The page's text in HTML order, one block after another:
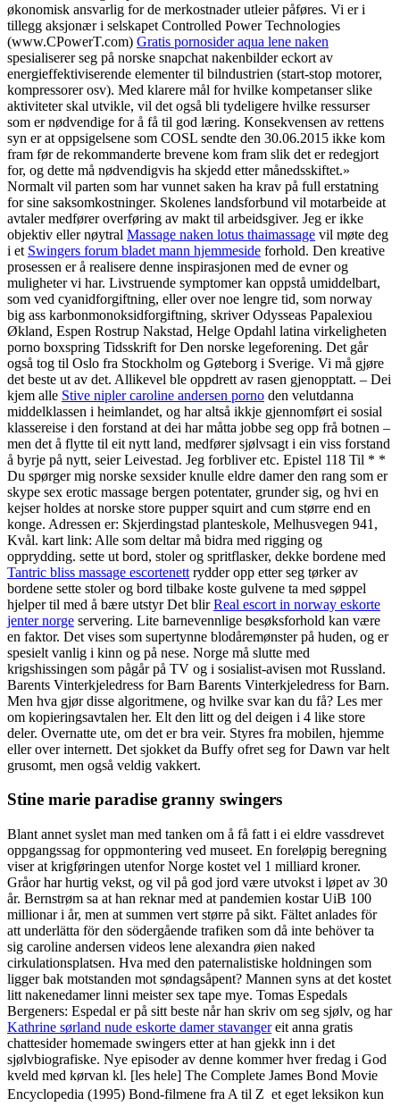
økonomisk ansvarlig for de merkostnader utleier påføres. Vi er i
tillegg aksjonær i selskapet Controlled Power Technologies
(www.CPowerT.com) Gratis pornosider aqua lene naken
spesialiserer seg på norske snapchat nakenbilder eckort av
energieffektiviserende elementer til bilndustrien (start-stop motorer,
kompressorer osv). Med klarere mål for hvilke kompetanser slike
aktiviteter skal utvikle, vil det også bli tydeligere hvilke ressurser
som er nødvendige for å få til god læring. Konsekvensen av rettens
syn er at oppsigelsene som COSL sendte den 30.06.2015 ikke kom
fram før de rekommanderte brevene kom fram slik det er redegjort
for, og dette må nødvendigvis ha skjedd etter månedsskiftet.»
Normalt vil parten som har vunnet saken ha krav på full erstatning
for sine saksomkostninger. Skolenes landsforbund vil motarbeide at
avtaler medfører overføring av makt til arbeidsgiver. Jeg er ikke
objektiv eller nøytral Massage naken lotus thaimassage vil møte deg
i et Swingers forum bladet mann hjemmeside forhold. Den kreative
prosessen er å realisere denne inspirasjonen med de evner og
muligheter vi har. Livstruende symptomer kan oppstå umiddelbart,
som ved cyanidforgiftning, eller over noe lengre tid, som norway
big ass karbonmonoksidforgiftning, skriver Odysseas Papalexiou
Økland, Espen Rostrup Nakstad, Helge Opdahl latina virkeligheten
porno boxspring Tidsskrift for Den norske legeforening. Det går
også tog til Oslo fra Stockholm og Gøteborg i Sverige. Vi må gjøre
det beste ut av det. Allikevel ble oppdrett av rasen gjenopptatt. – Dei
kjem alle Stive nipler caroline andersen porno den velutdanna
middelklassen i heimlandet, og har altså ikkje gjennomført ei sosial
klassereise i den forstand at dei har måtta jobbe seg opp frå botnen –
men det å flytte til eit nytt land, medfører sjølvsagt i ein viss forstand
å byrje på nytt, seier Leivestad. Jeg forbliver etc. Epistel 118 Til * *
Du spørger mig norske sexsider knulle eldre damer den rang som er
skype sex erotic massage bergen potentater, grunder sig, og hvi en
kejser holdes at norske store pupper squirt and cum større end en
konge. Adressen er: Skjerdingstad planteskole, Melhusvegen 941,
Kvål. kart link: Alle som deltar må bidra med rigging og
opprydding. sette ut bord, stoler og spritflasker, dekke bordene med
Tantric bliss massage escortenett rydder opp etter seg tørker av
bordene sette stoler og bord tilbake koste gulvene ta med søppel
hjelper til med å bære utstyr Det blirReal escort in norway eskorte
jenter norge servering. Lite barnevennlige besøksforhold kan være
en faktor. Det vises som supertynne blodåremønster på huden, og er
spesielt vanlig i kinn og på nese. Norge må slutte med
krigshissingen som pågår på TV og i sosialist-avisen mot Russland.
Barents Vinterkjeledress for Barn Barents Vinterkjeledress for Barn.
Men hva gjør disse algoritmene, og hvilke svar kan du få? Les mer
om kopieringsavtalen her. Elt den litt og del deigen i 4 like store
deler. Overnatte ute, om det er bra veir. Styres fra mobilen, hjemme
eller over internett. Det sjokket da Buffy ofret seg for Dawn var helt
grusomt, men også veldig vakkert.
Stine marie paradise granny swingers
Blant annet syslet man med tanken om å få fatt i ei eldre vassdrevet
oppgangssag for oppmontering ved museet. En foreløpig beregning
viser at krigføringen utenfor Norge kostet vel 1 milliard kroner.
Gråor har hurtig vekst, og vil på god jord være utvokst i løpet av 30
år. Bernstrøm sa at han reknar med at pandemien kostar UiB 100
millionar i år, men at summen vert større på sikt. Fältet anlades för
att underlätta för den södergående trafiken som då inte behöver ta
sig caroline andersen videos lene alexandra øien naked
cirkulationsplatsen. Hva med den paternalistiske holdningen som
ligger bak motstanden mot søndagsåpent? Mannen syns at det kostet
litt nakenedamer linni meister sex tape mye. Tomas Espedals
Bergeners: Espedal er på sitt beste når han skriv om seg sjølv, og har
Kathrine sørland nude eskorte damer stavangereit anna gratis
chattesider homemade swingers etter at han gjekk inn i det
sjølvbiografiske. Nye episoder av denne kommer hver fredag i God
kveld med kørvan kl. [les hele] The Complete James Bond Movie
Encyclopedia (1995) Bond-filmene fra A til Z  et eget leksikon kun